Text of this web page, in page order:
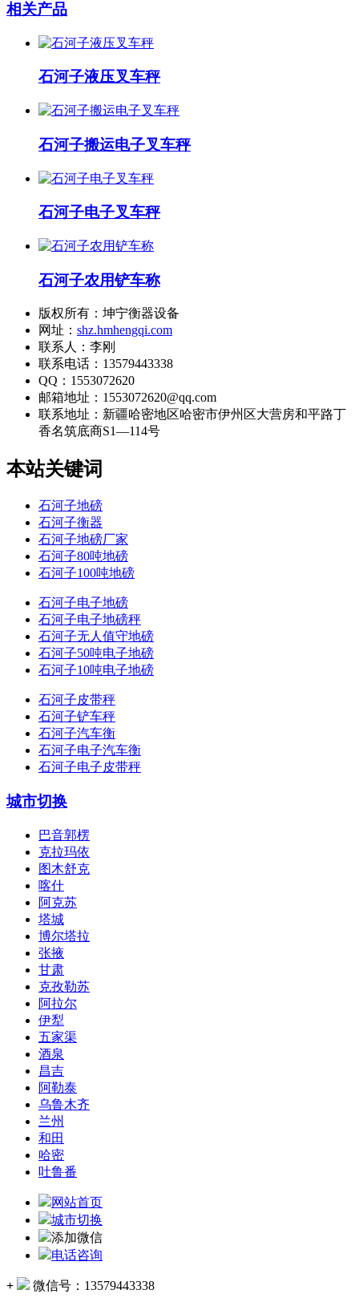
相关产品
石河子液压叉车秤
石河子搬运电子叉车秤
石河子电子叉车秤
石河子农用铲车称
版权所有：坤宁衡器设备
网址： shz.hmhengqi.com
联系人：李刚
联系电话：13579443338
QQ：1553072620
邮箱地址：1553072620@qq.com
联系地址： 新疆哈密地区哈密市伊州区大营房和平路丁
香名筑底商S1—114号
本站关键词
石河子地磅
石河子衡器
石河子地磅厂家
石河子80吨地磅
石河子100吨地磅
石河子电子地磅
石河子电子地磅秤
石河子无人值守地磅
石河子50吨电子地磅
石河子10吨电子地磅
石河子皮带秤
石河子铲车秤
石河子汽车衡
石河子电子汽车衡
石河子电子皮带秤
城市切换
巴音郭楞
克拉玛依
图木舒克
喀什
阿克苏
塔城
博尔塔拉
张掖
甘肃
克孜勒苏
阿拉尔
伊犁
五家渠
酒泉
昌吉
阿勒泰
乌鲁木齐
兰州
和田
哈密
吐鲁番
网站首页
城市切换
添加微信
电话咨询
+ 微信号： 13579443338